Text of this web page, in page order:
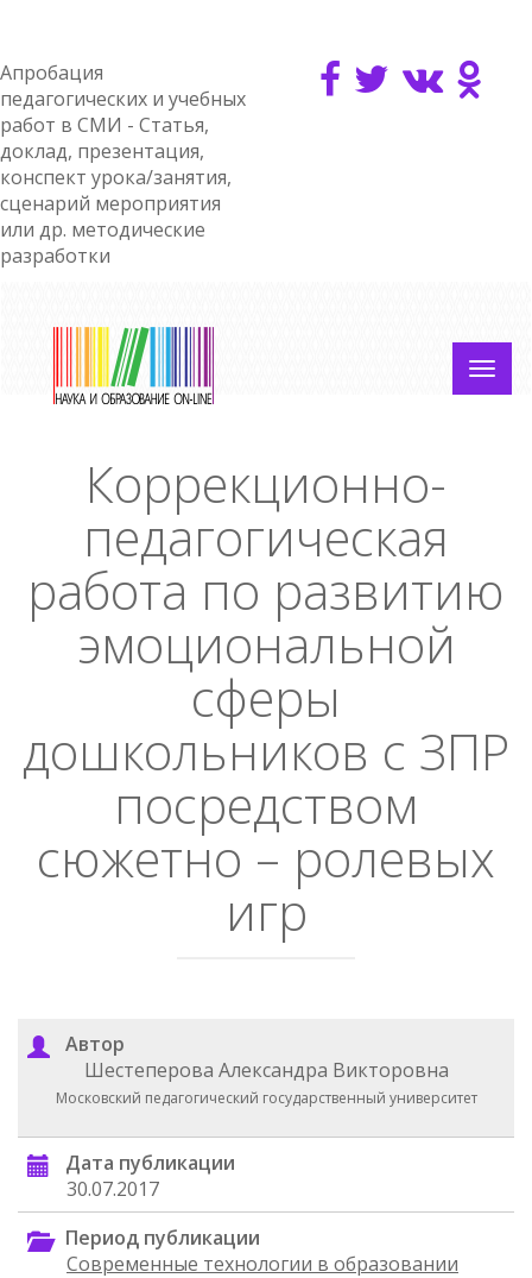
Апробация
педагогических и учебных
работ в СМИ - Статья,
доклад, презентация,
конспект урока/занятия,
сценарий мероприятия
или др. методические
разработки
Коррекционно-
педагогическая
работа по развитию
эмоциональной
сферы
дошкольников с ЗПР
посредством
сюжетно – ролевых
игр
Автор
Шестеперова Александра Викторовна
Московский педагогический государственный университет
Дата публикации
30.07.2017
Период публикации
Современные технологии в образовании